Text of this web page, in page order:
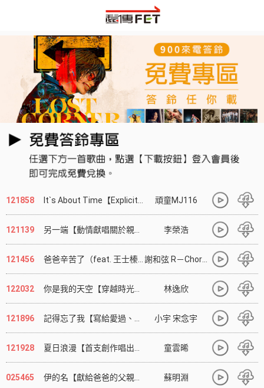
121858 頑童MJ116
121139 李榮浩
121456
122032 林逸欣
121896 小宇 宋念宇
121928 童雲晞
025465 蘇明淵